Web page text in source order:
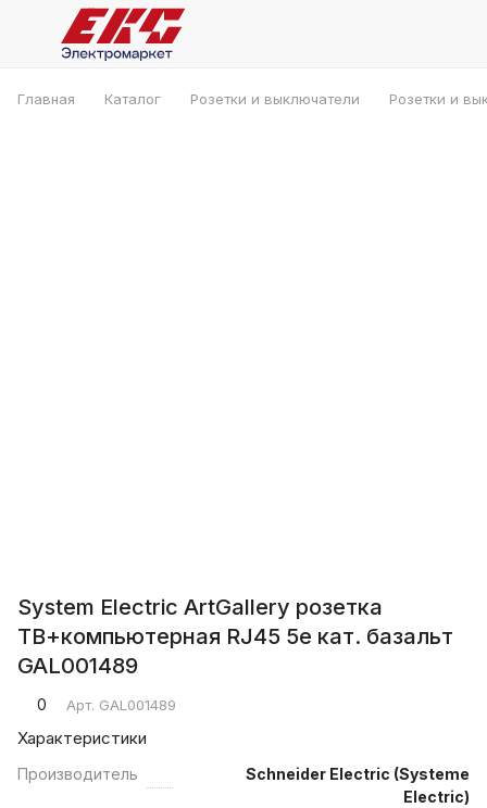
Главная Каталог Розетки и выключатели Розетки и
System Electric ArtGallery розетка
ТВ+компьютерная RJ45 5е кат. базальт
GAL001489
0 Арт. GAL001489
Характеристики
Производитель
Schneider Electric (Systeme
Electric)